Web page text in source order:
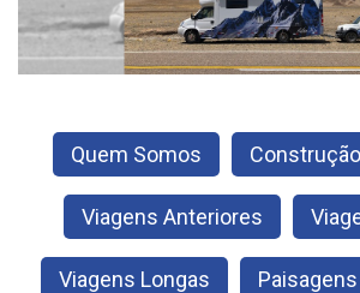
Quem Somos Construção
Viagens Anteriores
Viagens Longas Paisagens